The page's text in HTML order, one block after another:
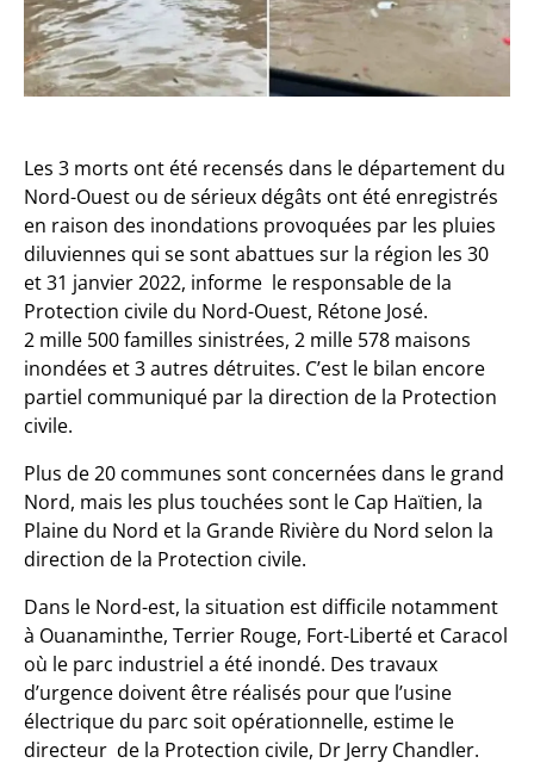
Les 3 morts ont été recensés dans le département du
Nord-Ouest ou de sérieux dégâts ont été enregistrés
en raison des inondations provoquées par les pluies
diluviennes qui se sont abattues sur la région les 30
et 31 janvier 2022, informe le responsable de la
Protection civile du Nord-Ouest, Rétone José.
2 mille 500 familles sinistrées, 2 mille 578 maisons
inondées et 3 autres détruites. C’est le bilan encore
partiel communiqué par la direction de la Protection
civile.
Plus de 20 communes sont concernées dans le grand
Nord, mais les plus touchées sont le Cap Haïtien, la
Plaine du Nord et la Grande Rivière du Nord selon la
direction de la Protection civile.
Dans le Nord-est, la situation est difficile notamment
à Ouanaminthe, Terrier Rouge, Fort-Liberté et Caracol
où le parc industriel a été inondé. Des travaux
d’urgence doivent être réalisés pour que l’usine
électrique du parc soit opérationnelle, estime le
directeur de la Protection civile, Dr Jerry Chandler.